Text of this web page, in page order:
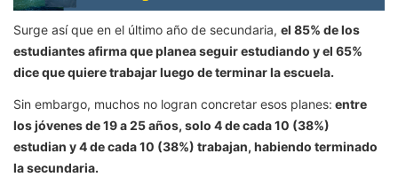
Surge así que en el último año de secundaria, el 85% de los
estudiantes afirma que planea seguir estudiando y el 65%
dice que quiere trabajar luego de terminar la escuela.
Sin embargo, muchos no logran concretar esos planes: entre
los jóvenes de 19 a 25 años, solo 4 de cada 10 (38%)
estudian y 4 de cada 10 (38%) trabajan, habiendo terminado
la secundaria.